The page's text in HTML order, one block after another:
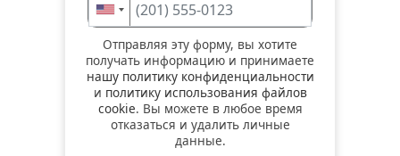
Отправляя эту форму, вы хотите
получать информацию и принимаете
нашу политику конфиденциальности
и политику использования файлов
cookie. Вы можете в любое время
отказаться и удалить личные
данные.